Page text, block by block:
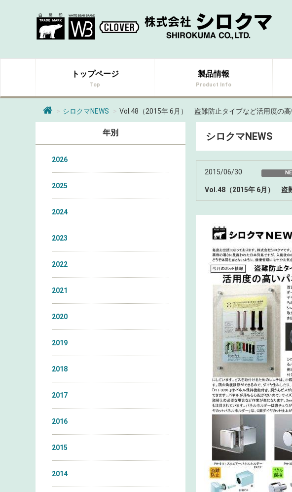
トップページ
Top
製品情報
Product Info
シロクマNEWS Vol.48（2015年 6月） 盗難防止タイプなど活用度の高
シロクマNEWS
2015/06/30
Vol.48（2015年 6月） 盗
年別
2026
2025
2024
2023
2022
2021
2020
2019
2018
2017
2016
2015
2014